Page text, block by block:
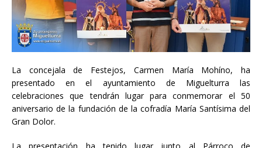
La concejala de Festejos, Carmen María Mohíno, ha
presentado en el ayuntamiento de Miguelturra las
celebraciones que tendrán lugar para conmemorar el 50
aniversario de la fundación de la cofradía María Santísima del
Gran Dolor.
La presentación ha tenido lugar junto al Párroco de